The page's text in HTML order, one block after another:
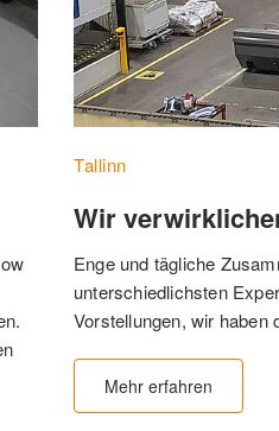
Tallinn
Wir
Enge und tägliche
unterschiedlichsten
Vorstellungen, wir haben
Mehr erfahren